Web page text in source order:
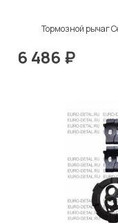
Тормозной рычаг
6 486 ₽